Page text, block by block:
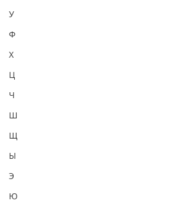
У
Ф
Х
Ц
Ч
Ш
Щ
Ы
Э
Ю